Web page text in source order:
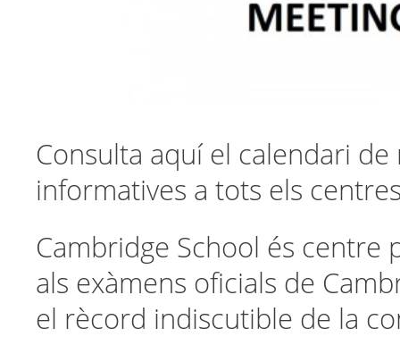
Consulta aquí el calendari
informatives a tots els
Cambridge School és centre
als exàmens oficials de
el rècord indiscutible de la